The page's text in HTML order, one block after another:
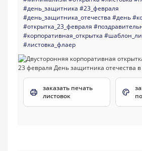
#день_защитника #23_февраля
#день_защитника_отечества #день
#открытка_23_февраля
#корпоративная_открытка
#листовка_флаер
заказать печать
листовок